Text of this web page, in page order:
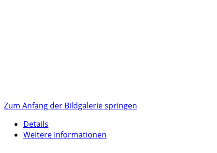
Zum Anfang der Bildgalerie springen
Details
Weitere Informationen